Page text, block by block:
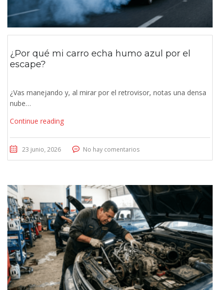
¿Por qué mi carro echa humo azul por el
escape?
¿Vas manejando y, al mirar por el retrovisor, notas una densa
nube…
Continue reading
23 junio, 2026 No hay comentarios